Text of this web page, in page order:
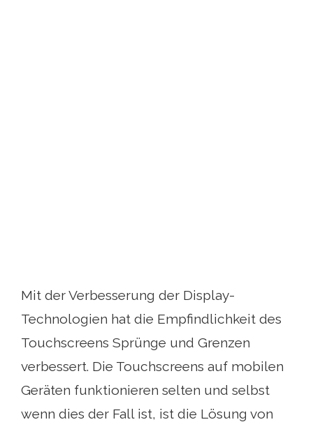
Mit der Verbesserung der Display-
Technologien hat die Empfindlichkeit des
Touchscreens Sprünge und Grenzen
verbessert. Die Touchscreens auf mobilen
Geräten funktionieren selten und selbst
wenn dies der Fall ist, ist die Lösung von